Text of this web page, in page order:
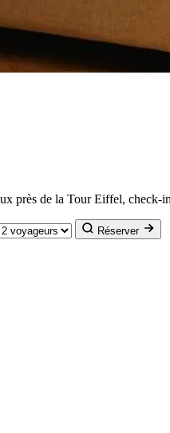
près de la Tour Eiffel, check-
Réserver